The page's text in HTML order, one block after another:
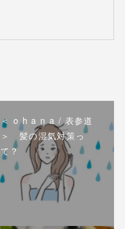
＜ o h a n a / 表参道
＞ 髪の湿気対策っ
て？